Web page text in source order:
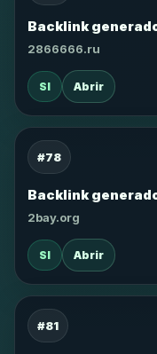
Backlink
2866666.ru
SI Abrir
#78
Backlink
2bay.org
SI Abrir
#81